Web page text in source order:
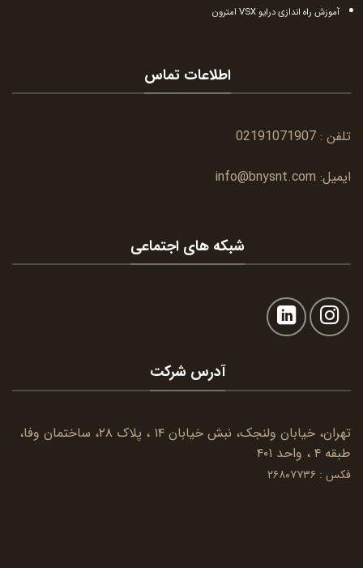
آموزش راه اندازی درایو VSX امترون
اطلاعات تماس
تلفن : 02191071907
ایمیل: info@bnysnt.com
شبکه های اجتماعی
آدرس شرکت
تهران، خیابان ولنجک، نبش خیابان ۱۴ ، پلاک ۲۸، ساختمان وفا،
طبقه ۴ ، واحد ۴۰۱
فکس : ۲۶۸۰۷۷۳۶